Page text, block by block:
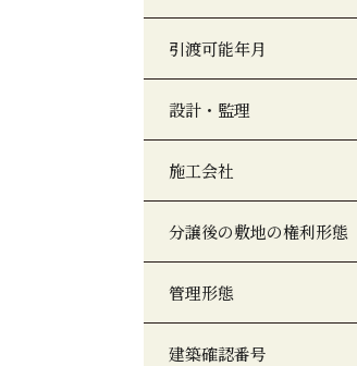
引渡可能年月
設計・監理
施工会社
分譲後の敷地の権利形態
管理形態
建築確認番号